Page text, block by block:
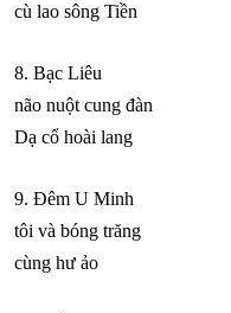
cù lao sông Tiền
8. Bạc Liêu
não nuột cung đàn
Dạ cổ hoài lang
9. Đêm U Minh
tôi và bóng trăng
cùng hư ảo